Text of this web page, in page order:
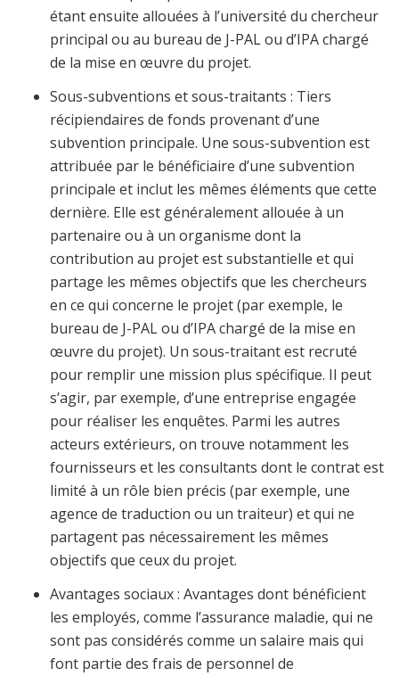
étant ensuite allouées à l’université du chercheur
principal ou au bureau de J-PAL ou d’IPA chargé
de la mise en œuvre du projet.
Sous-subventions etsous-traitants : Tiers
récipiendaires de fonds provenant d’une
subvention principale. Une sous-subvention est
attribuée par le bénéficiaire d’une subvention
principale et inclut les mêmes éléments que cette
dernière. Elle est généralement allouée à un
partenaire ou à un organisme dont la
contribution au projet est substantielle et qui
partage les mêmes objectifs que les chercheurs
en ce qui concerne le projet (par exemple, le
bureau de J-PAL ou d’IPA chargé de la mise en
œuvre du projet). Un sous-traitantest recruté
pour remplir une mission plus spécifique. Il peut
s’agir, par exemple, d’une entreprise engagée
pour réaliser les enquêtes. Parmi les autres
acteurs extérieurs, on trouve notamment les
fournisseurs et les consultants dont le contrat est
limité à un rôle bien précis (par exemple, une
agence de traduction ou un traiteur) et qui ne
partagent pas nécessairement les mêmes
objectifs que ceux du projet.
Avantages sociaux: Avantages dont bénéficient
les employés, comme l’assurance maladie, qui ne
sont pas considérés comme un salaire mais qui
font partie des frais de personnel de